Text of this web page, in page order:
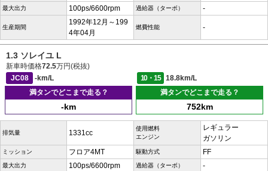
最大出力 100ps/6600rpm 過給器（ターボ） -
生産期間
1992年12月～199
4年04月
燃費性能 -
1.3 ソレイユ L
新車時価格72.5万円(税抜)
JC08
-km/L 10・15
18.8km/L
満タンでどこまで走る？
-km
満タンでどこまで走る？
752km
排気量 1331cc
使用燃料
エンジン
レギュラー
ガソリン
ミッション フロア4MT 駆動方式 FF
最大出力 100ps/6600rpm 過給器（ターボ） -